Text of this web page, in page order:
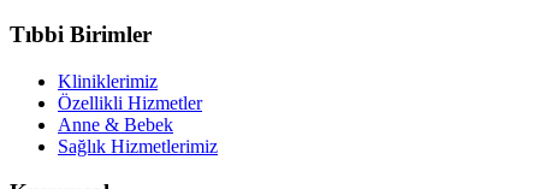
Tıbbi Birimler
Kliniklerimiz
Özellikli Hizmetler
Anne & Bebek
Sağlık Hizmetlerimiz